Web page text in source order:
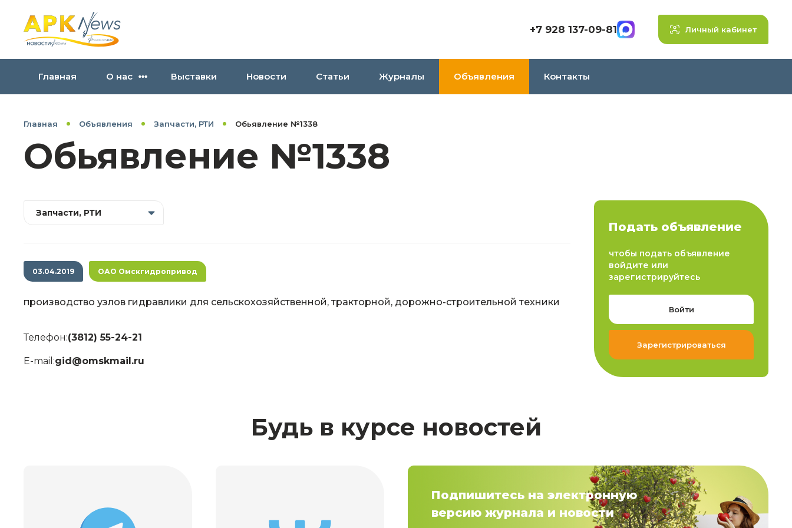
+7 928 137-09-81 Личный кабинет
Главная О нас Выставки Новости Статьи Журналы Объявления Контакты
Главная Объявления Запчасти, РТИ Обьявление №1338
Обьявление №1338
Подать объявление
чтобы подать объявление
войдите или
зарегистрируйтесь
Войти
Зарегистрироваться
Запчасти, РТИ
03.04.2019 ОАО Омскгидропривод
производство узлов гидравлики для сельскохозяйственной, тракторной, дорожно-строительной техники
Телефон:(3812) 55-24-21
E-mail:gid@omskmail.ru
Будь в курсе новостей
Подпишитесь на электронную
версию журнала и новости